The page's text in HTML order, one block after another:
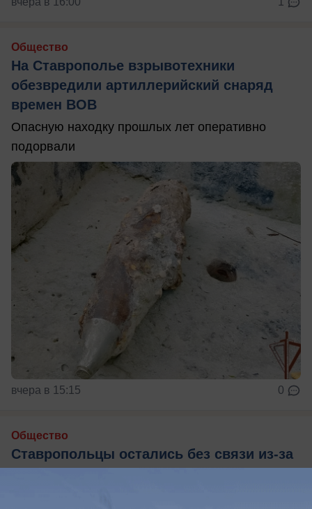
Общество
На Ставрополье взрывотехники
обезвредили артиллерийский снаряд
времен ВОВ
Опасную находку прошлых лет оперативно
подорвали
вчера в 15:15 0
Общество
Ставропольцы остались без связи из-за